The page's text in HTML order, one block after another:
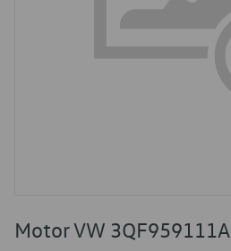
Motor VW 3QF959111A